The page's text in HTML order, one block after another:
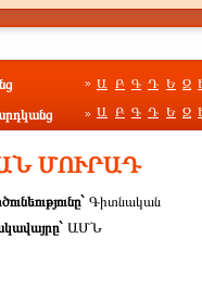
» Ա Բ Գ Դ Ե Զ
» Ա Բ Գ Դ Ե Զ
ՄՈՒՐԱԴ
Գիտնական
ԱՄՆ